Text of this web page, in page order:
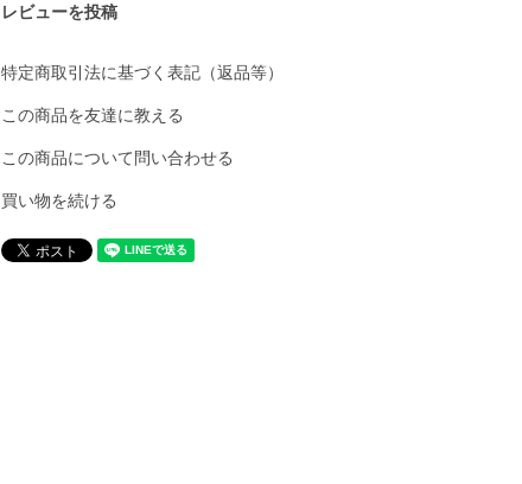
レビューを投稿
特定商取引法に基づく表記（返品等）
この商品を友達に教える
この商品について問い合わせる
買い物を続ける